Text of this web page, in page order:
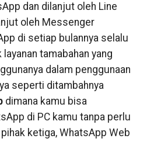
dan dilanjut oleh Line
oleh Messenger
di setiap bulannya selalu
tamabahan yang
dalam penggunaan
seperti ditambahnya
dimana kamu bisa
di PC kamu tanpa perlu
ketiga, WhatsApp Web